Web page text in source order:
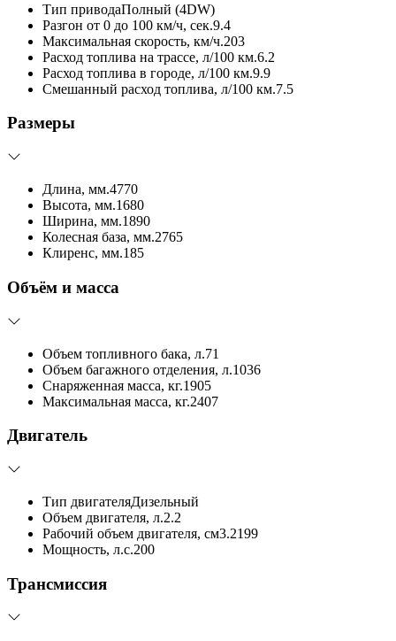
Тип приводаПолный (4DW)
Разгон от 0 до 100 км/ч, сек.9.4
Максимальная скорость, км/ч.203
Расход топлива на трассе, л/100 км.6.2
Расход топлива в городе, л/100 км.9.9
Смешанный расход топлива, л/100 км.7.5
Размеры
Длина, мм.4770
Высота, мм.1680
Ширина, мм.1890
Колесная база, мм.2765
Клиренс, мм.185
Объём и масса
Объем топливного бака, л.71
Объем багажного отделения, л.1036
Снаряженная масса, кг.1905
Максимальная масса, кг.2407
Двигатель
Тип двигателяДизельный
Объем двигателя, л.2.2
Рабочий объем двигателя, см3.2199
Мощность, л.с.200
Трансмиссия